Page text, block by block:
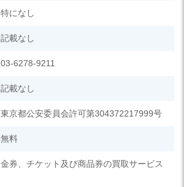
特になし
記載なし
03-6278-9211
記載なし
東京都公安委員会許可第304372217999号
無料
金券、チケット及び商品券の買取サービス